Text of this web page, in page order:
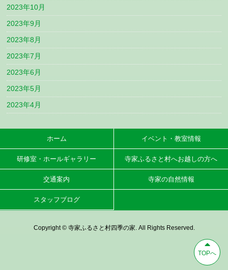
2023年10月
2023年9月
2023年8月
2023年7月
2023年6月
2023年5月
2023年4月
TOPへ
ホーム イベント・教室情報
研修室・ホールギャラリー 寺家ふるさと村へお越しの方へ
交通案内 寺家の自然情報
スタッフブログ
Copyright © 寺家ふるさと村四季の家. All Rights Reserved.